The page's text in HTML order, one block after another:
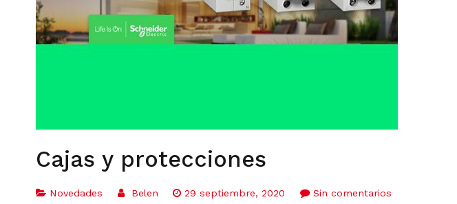
Cajas y protecciones
Novedades Belen 29 septiembre, 2020 Sin comentarios